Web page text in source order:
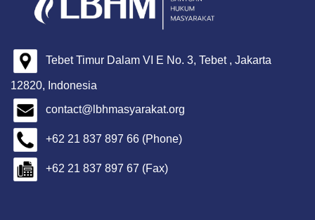
Tebet Timur Dalam VI E No. 3, Tebet , Jakarta
12820, Indonesia
contact@lbhmasyarakat.org
+62 21 837 897 66 (Phone)
+62 21 837 897 67 (Fax)